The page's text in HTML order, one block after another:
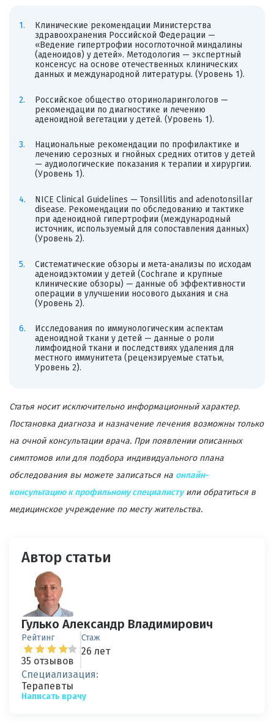
Клинические рекомендации Министерства
здравоохранения Российской Федерации —
«Ведение гипертрофии носоглоточной миндалины
(аденоидов) у детей». Методология — экспертный
консенсус на основе отечественных клинических
данных и международной литературы. (Уровень 1).
Российское общество оториноларингологов —
рекомендации по диагностике и лечению
аденоидной вегетации у детей. (Уровень 1).
Национальные рекомендации по профилактике и
лечению серозных и гнойных средних отитов у детей
— аудиологические показания к терапии и хирургии.
(Уровень 1).
NICE Clinical Guidelines — Tonsillitis and adenotonsillar
disease. Рекомендации по обследованию и тактике
при аденоидной гипертрофии (международный
источник, используемый для сопоставления данных)
(Уровень 2).
Систематические обзоры и мета-анализы по исходам
аденоидэктомии у детей (Cochrane и крупные
клинические обзоры) — данные об эффективности
операции в улучшении носового дыхания и сна
(Уровень 2).
Исследования по иммунологическим аспектам
аденоидной ткани у детей — данные о роли
лимфоидной ткани и последствиях удаления для
местного иммунитета (рецензируемые статьи,
Уровень 2).
Статья носит исключительно информационный характер.
Постановка диагноза и назначение лечения возможны только
на очной консультации врача. При появлении описанных
симптомов или для подбора индивидуального плана
обследования вы можете записаться на онлайн-
консультацию к профильному специалистуили обратиться в
медицинское учреждение по месту жительства.
Автор статьи
Гулько Александр Владимирович
Рейтинг
35 отзывов
Стаж
26 лет
Специализация:
Терапевты
Написать врачу